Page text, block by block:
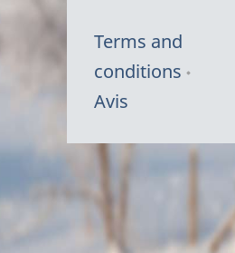
Terms and
conditions
Avis